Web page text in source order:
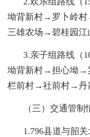
坳背新村→罗卜岭
三雄农场→碧桂园江
3.亲子组路线（
坳背新村→担心坳
栏前村→社前村→丹
（三）交通管制
1.796县道与韶